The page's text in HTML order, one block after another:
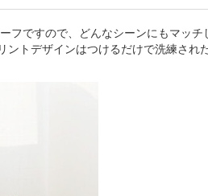
フですので、どんなシーンにもマッチ
トデザインはつけるだけで洗練され